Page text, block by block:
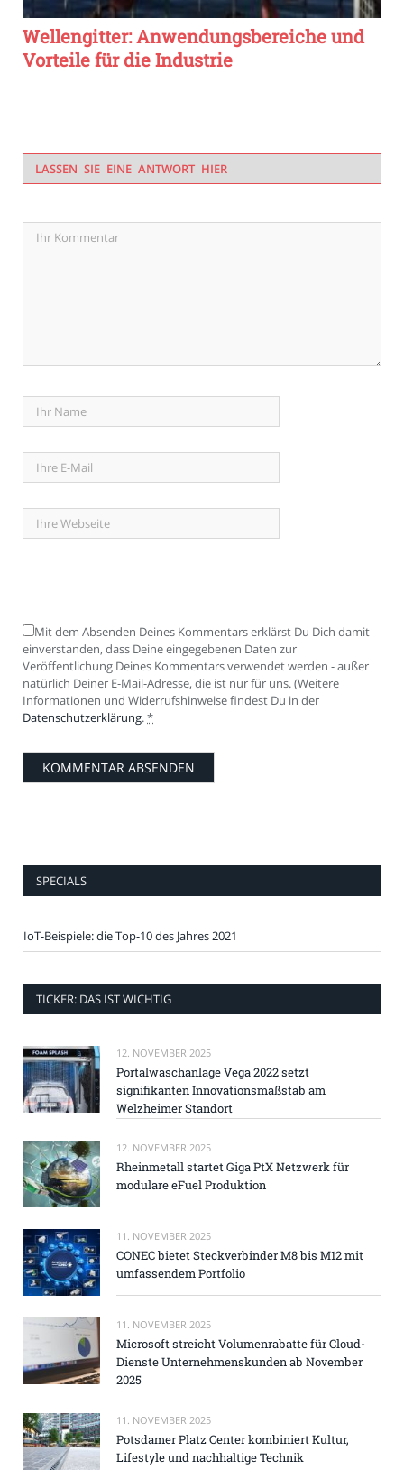
Wellengitter: Anwendungsbereiche und
Vorteile für die Industrie
LASSEN SIE EINE ANTWORT HIER
Mit dem Absenden Deines Kommentars erklärst Du Dich damit
einverstanden, dass Deine eingegebenen Daten zur
Veröffentlichung Deines Kommentars verwendet werden - außer
natürlich Deiner E-Mail-Adresse, die ist nur für uns. (Weitere
Informationen und Widerrufshinweise findest Du in der
Datenschutzerklärung. *
SPECIALS
IoT-Beispiele: die Top-10 des Jahres 2021
TICKER: DAS IST WICHTIG
12. NOVEMBER 2025
Portalwaschanlage Vega 2022 setzt
signifikanten Innovationsmaßstab am
Welzheimer Standort
12. NOVEMBER 2025
Rheinmetall startet Giga PtX Netzwerk für
modulare eFuel Produktion
11. NOVEMBER 2025
CONEC bietet Steckverbinder M8 bis M12 mit
umfassendem Portfolio
11. NOVEMBER 2025
Microsoft streicht Volumenrabatte für Cloud-
Dienste Unternehmenskunden ab November
2025
11. NOVEMBER 2025
Potsdamer Platz Center kombiniert Kultur,
Lifestyle und nachhaltige Technik